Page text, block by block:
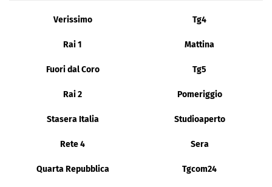
Verissimo Tg4
Rai 1 Mattina
Fuori dal Coro Tg5
Rai 2 Pomeriggio
Stasera Italia Studioaperto
Rete 4 Sera
Quarta Repubblica Tgcom24